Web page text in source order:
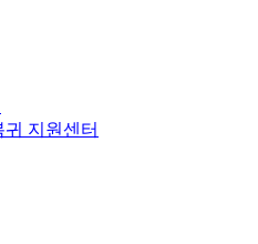
지원센터